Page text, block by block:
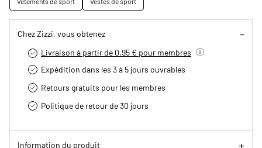
Chez Zizzi, vous obtenez
Livraison à partir de 0.95 € pour membres
Expédition dans les 3 à 5 jours ouvrables
Retours gratuits pour les membres
Politique de retour de 30 jours
Information du produit